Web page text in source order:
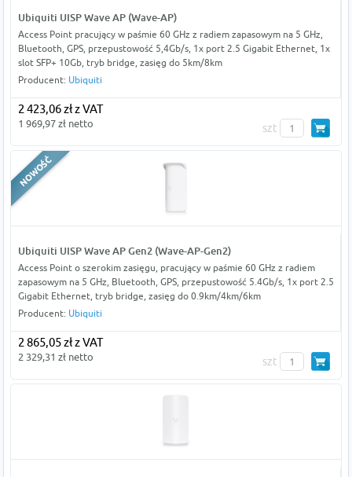
Ubiquiti UISP Wave AP (Wave-AP)
Access Point pracujący w paśmie 60 GHz z radiem zapasowym na 5 GHz,
Bluetooth, GPS, przepustowość 5,4Gb/s, 1x port 2.5 Gigabit Ethernet, 1x
slot SFP+ 10Gb, tryb bridge, zasięg do 5km/8km
Producent: Ubiquiti
2 423,06 zł z VAT
1 969,97 zł netto szt
Ubiquiti UISP Wave AP Gen2 (Wave-AP-Gen2)
Access Point o szerokim zasięgu, pracujący w paśmie 60 GHz z radiem
zapasowym na 5 GHz, Bluetooth, GPS, przepustowość 5.4Gb/s, 1x port 2.5
Gigabit Ethernet, tryb bridge, zasięg do 0.9km/4km/6km
Producent: Ubiquiti
2 865,05 zł z VAT
2 329,31 zł netto szt